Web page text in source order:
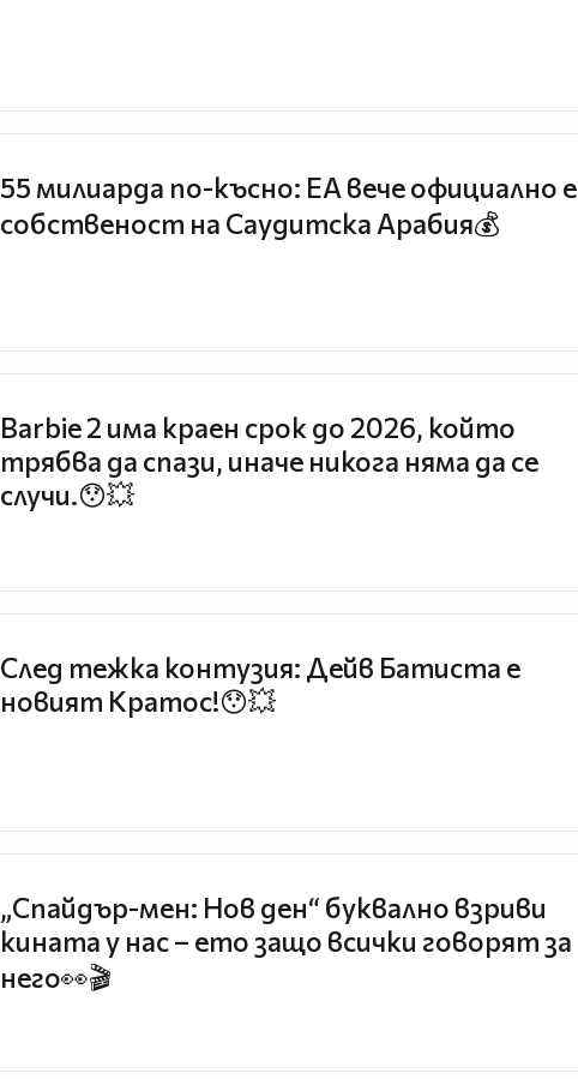
55 милиарда по-късно: EA вече официално е
собственост на Саудитска Арабия💰
Barbie 2 има краен срок до 2026, който
трябва да спази, иначе никога няма да се
случи.😯💥
След тежка контузия: Дейв Батиста е
новият Кратос!😯💥
„Спайдър-мен: Нов ден“ буквално взриви
кината у нас – ето защо всички говорят за
него👀🎬